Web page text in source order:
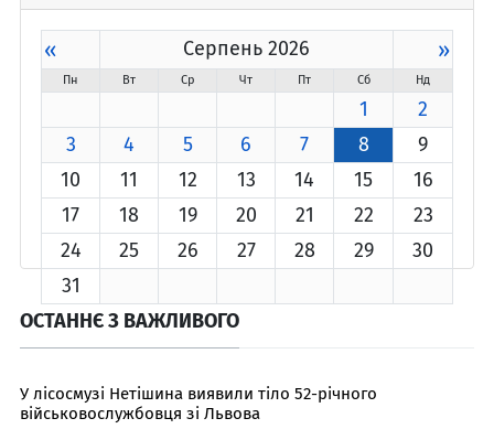
« Серпень 2026 »
Пн Вт Ср Чт Пт Сб Нд
1
2
3
4 5 6 7 8
9
10
11 12 13 14 15
16
17
18 19 20 21 22
23
24
25 26 27 28 29
30
31
ОСТАННЄ З ВАЖЛИВОГО
У лісосмузі Нетішина виявили тіло 52-річного
військовослужбовця зі Львова